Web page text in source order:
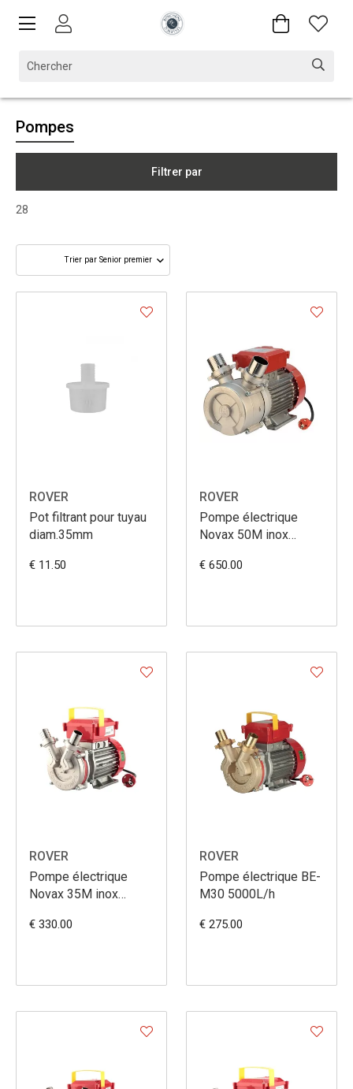
Pompes
Filtrer par
28
ROVER
Pot filtrant pour tuyau
diam.35mm
€ 11.50
ROVER
Pompe électrique
Novax 50M inox
€ 650.00
ROVER
Pompe électrique
Novax 35M inox
€ 330.00
ROVER
Pompe électrique BE-
M30 5000L/h
€ 275.00